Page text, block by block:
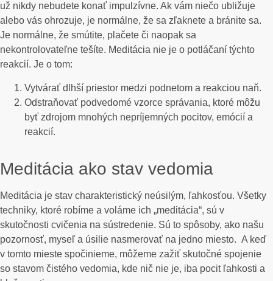
už nikdy nebudete konať impulzívne. Ak vám niečo ubližuje
alebo vás ohrozuje, je normálne, že sa zľaknete a bránite sa.
Je normálne, že smútite, plačete či naopak sa
nekontrolovateľne tešíte. Meditácia nie je o potláčaní týchto
reakcií. Je o tom:
Vytvárať dlhší priestor medzi podnetom a reakciou naň.
Odstraňovať podvedomé vzorce správania, ktoré môžu
byť zdrojom mnohých nepríjemných pocitov, emócií a
reakcií.
Meditácia ako stav vedomia
Meditácia je stav charakteristický neúsilým, ľahkosťou. Všetky
techniky, ktoré robíme a voláme ich „meditácia“, sú v
skutočnosti cvičenia na sústredenie. Sú to spôsoby, ako našu
pozornosť, myseľ a úsilie nasmerovať na jedno miesto. A keď
v tomto mieste spočinieme, môžeme zažiť skutočné spojenie
so stavom čistého vedomia, kde nič nie je, iba pocit ľahkosti a